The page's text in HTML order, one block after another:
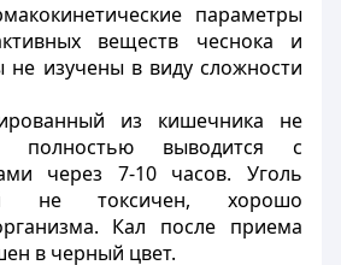
параметры
веществ чеснока и
не изучены в виду сложности
из кишечника не
полностью выводится с
через 7-10 часов. Уголь
не токсичен, хорошо
Кал после приема
в черный цвет.